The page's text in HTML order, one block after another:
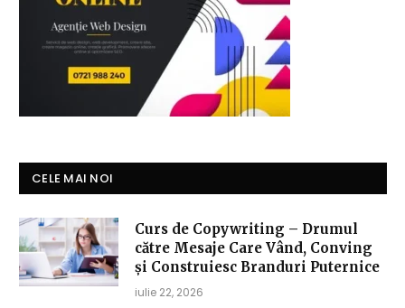
CELE MAI NOI
Curs de Copywriting – Drumul
către Mesaje Care Vând, Conving
și Construiesc Branduri Puternice
iulie 22, 2026